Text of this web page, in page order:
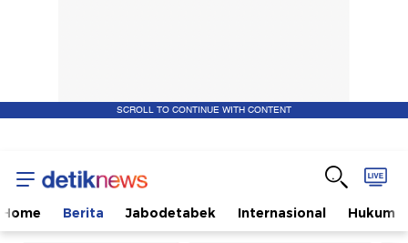
SCROLL TO CONTINUE WITH CONTENT
Home Berita Jabodetabek Internasional Hukum